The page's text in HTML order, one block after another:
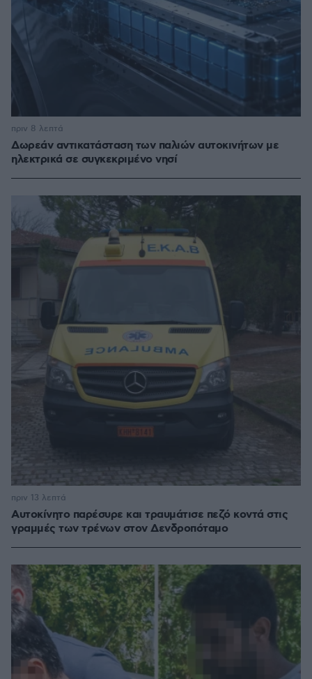
Δωρεάν αντικατάσταση των παλιών αυτοκινήτων με
ηλεκτρικά σε συγκεκριμένο νησί
πριν 8 λεπτά
Αυτοκίνητο παρέσυρε και τραυμάτισε πεζό κοντά στις
γραμμές των τρένων στον Δενδροπόταμο
πριν 13 λεπτά